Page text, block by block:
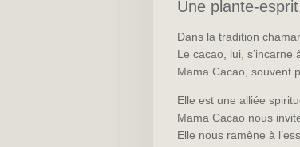
Une plante-
Dans la tradition
Le cacao, lui,
Mama Cacao, souvent
Elle est une alliée
Mama Cacao nous
Elle nous ramène à